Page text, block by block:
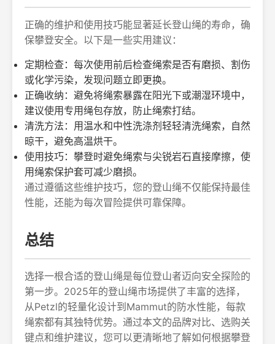
正确的维护和使用技巧能显著延长登山绳的寿命，确
保攀登安全。以下是一些实用建议：
定期检查：每次使用前后检查绳索是否有磨损、割伤
或化学污染，发现问题立即更换。
正确收纳：避免将绳索暴露在阳光下或潮湿环境中，
建议使用专用绳包存放，防止绳索打结。
清洗方法：用温水和中性洗涤剂轻轻清洗绳索，自然
晾干，避免高温烘干。
使用技巧：攀登时避免绳索与尖锐岩石直接摩擦，使
用绳索保护套可减少磨损。
通过遵循这些维护技巧，您的登山绳不仅能保持最佳
性能，还能为每次冒险提供可靠保障。
总结
选择一根合适的登山绳是每位登山者迈向安全探险的
第一步。2025年的登山绳市场提供了丰富的选择，
从Petzl的轻量化设计到Mammut的防水性能，每款
绳索都有其独特优势。通过本文的品牌对比、选购关
键点和维护建议，您可以更清晰地了解如何根据攀登